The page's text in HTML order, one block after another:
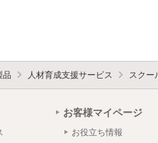
品 人材育成支援サービス スクー
お客様マイページ
お役立ち情報